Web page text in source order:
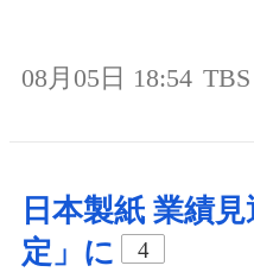
08月05日 18:54
日本製紙 業績
定」に
4